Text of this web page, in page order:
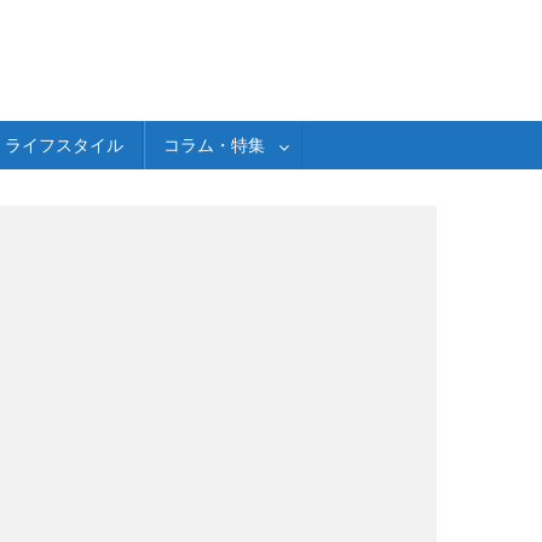
ライフスタイル コラム・特集